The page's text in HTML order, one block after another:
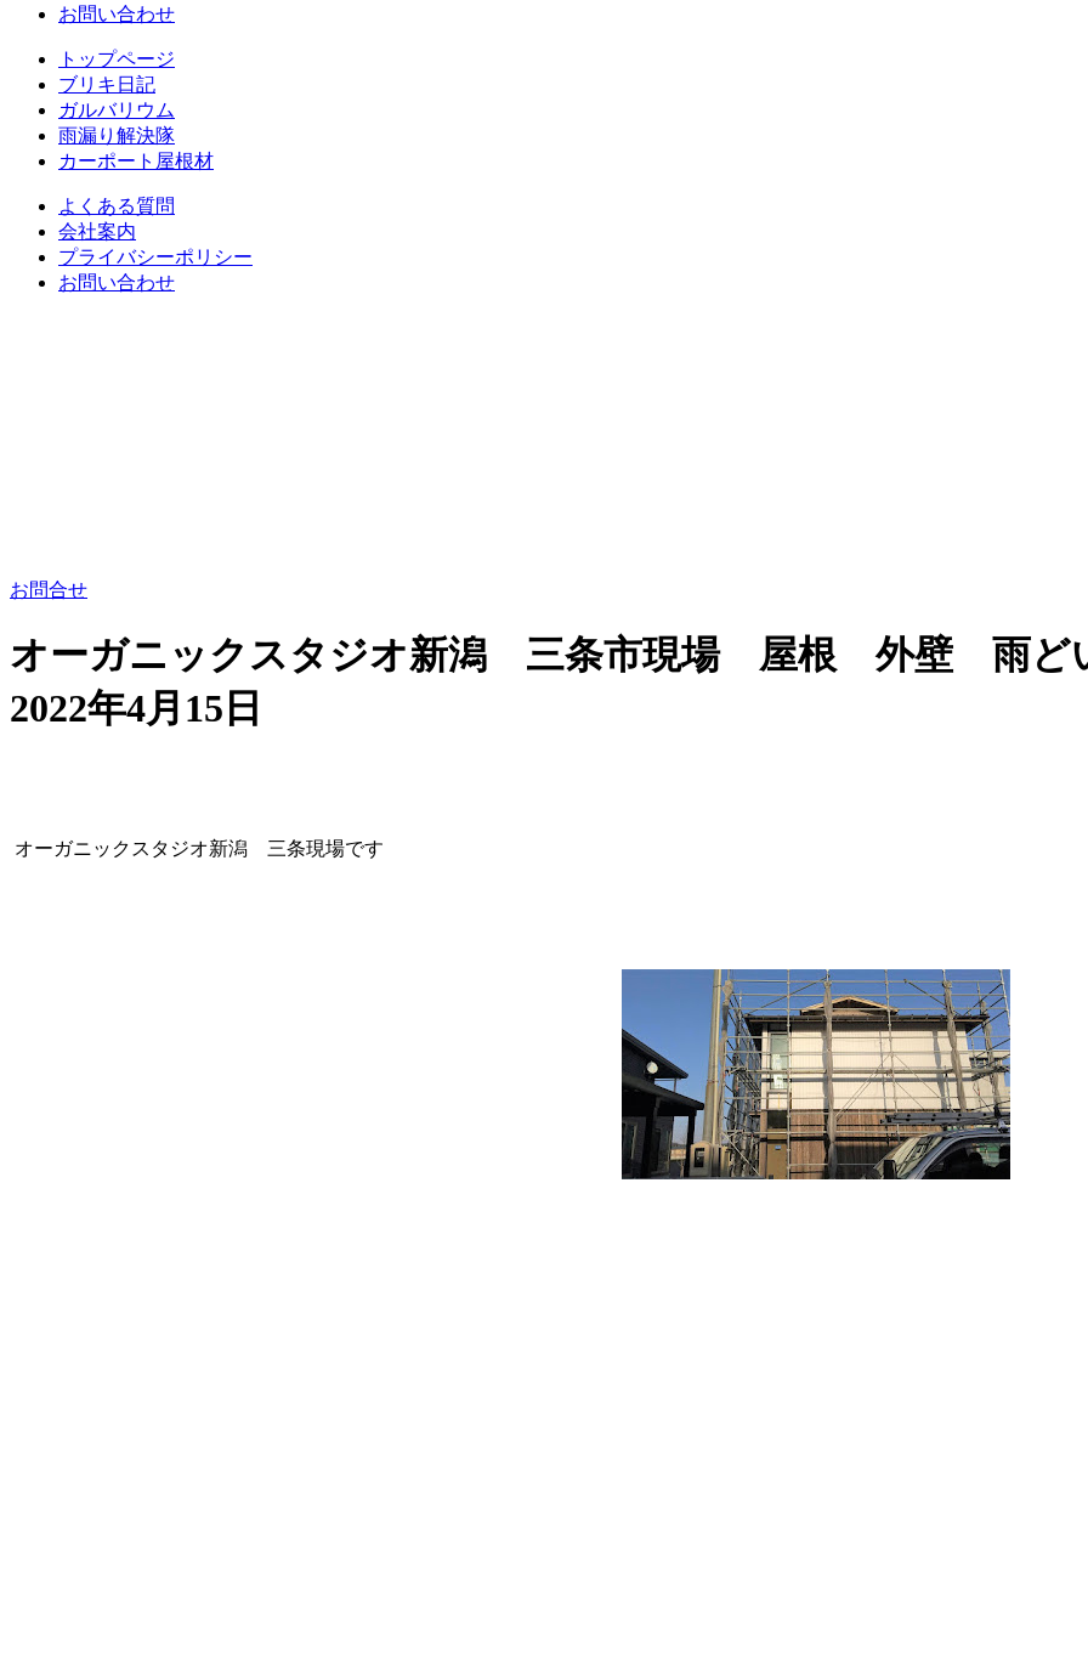
お問い合わせ
トップページ
ブリキ日記
ガルバリウム
雨漏り解決隊
カーポート屋根材
よくある質問
会社案内
プライバシーポリシー
お問い合わせ
お問合せ
オーガニックスタジオ新潟 三条市現場 屋根 外壁 雨ど
2022年4月15日
オーガニックスタジオ新潟 三条現場です